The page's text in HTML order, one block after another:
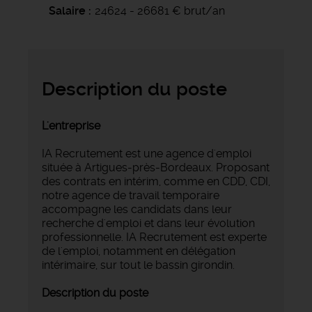
Salaire 24624 - 26681 € brut/an
Description du poste
L'entreprise
IA Recrutement est une agence d'emploi
située à Artigues-près-Bordeaux. Proposant
des contrats en intérim, comme en CDD, CDI,
notre agence de travail temporaire
accompagne les candidats dans leur
recherche d'emploi et dans leur évolution
professionnelle. IA Recrutement est experte
de l'emploi, notamment en délégation
intérimaire, sur tout le bassin girondin.
Description du poste